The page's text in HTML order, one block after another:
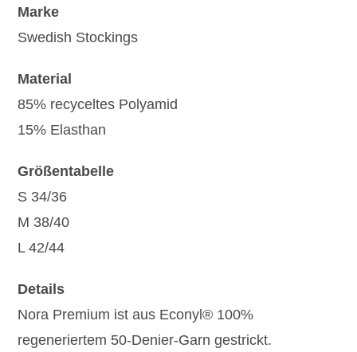
Marke
Swedish Stockings
Material
85% recyceltes Polyamid
15% Elasthan
Größentabelle
S 34/36
M 38/40
L 42/44
Details
Nora Premium ist aus Econyl® 100%
regeneriertem 50-Denier-Garn gestrickt.